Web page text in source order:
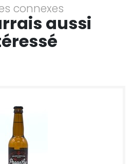
connexes
aussi